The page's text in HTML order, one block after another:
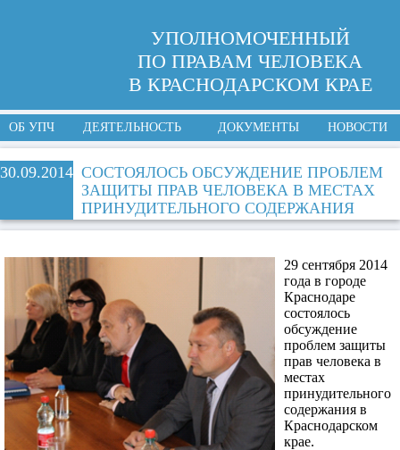
УПОЛНОМОЧЕННЫЙ
ПО ПРАВАМ ЧЕЛОВЕКА
В КРАСНОДАРСКОМ КРАЕ
ОБ УПЧ ДЕЯТЕЛЬНОСТЬ ДОКУМЕНТЫ НОВОСТИ
30.09.2014 СОСТОЯЛОСЬ ОБСУЖДЕНИЕ ПРОБЛЕМ
ЗАЩИТЫ ПРАВ ЧЕЛОВЕКА В МЕСТАХ
ПРИНУДИТЕЛЬНОГО СОДЕРЖАНИЯ
29 сентября 2014
года в городе
Краснодаре
состоялось
обсуждение
проблем защиты
прав человека в
местах
принудительного
содержания в
Краснодарском
крае.